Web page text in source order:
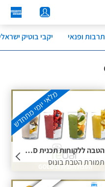
תרבות ופנאי יקבי בוטיק
מלאי יומי מתחדש
הטבה ללקוחות תכנית GOLD - שייק בגודל M ברשת rebar תמורת הטבת בונוס
תמורת הטבת בונוס